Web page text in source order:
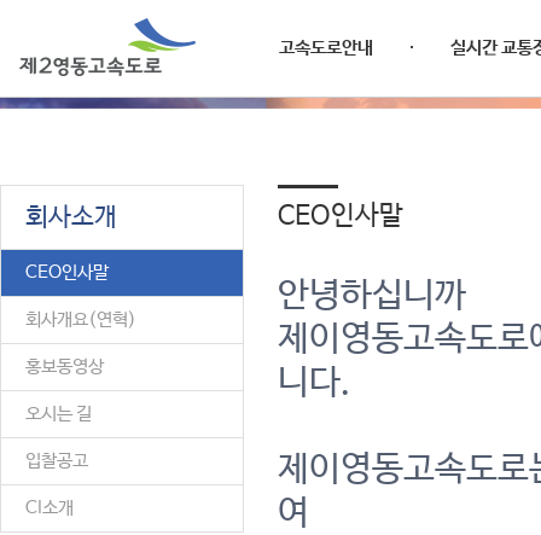
고속도로안내 실시간 교통
회사소개
CEO인사말
회사개요(연혁)
홍보동영상
오시는 길
입찰공고
CI소개
CEO인사말
안녕하십니까
제이영동고속도
니다.
제이영동고속도
여